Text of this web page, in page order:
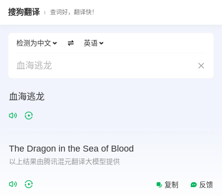
搜狗翻译 查词好，翻译快！
检测为中文 英语
血海逃龙
血海逃龙
The Dragon in the Sea of Blood
以上结果由腾讯混元翻译大模型提供
复制 反馈